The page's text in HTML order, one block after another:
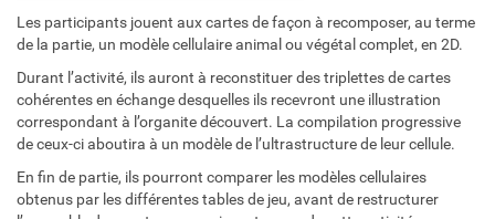
Les participants jouent aux cartes de façon à recomposer, au terme
de la partie, un modèle cellulaire animal ou végétal complet, en 2D.
Durant l’activité, ils auront à reconstituer des triplettes de cartes
cohérentes en échange desquelles ils recevront une illustration
correspondant à l’organite découvert. La compilation progressive
de ceux-ci aboutira à un modèle de l’ultrastructure de leur cellule.
En fin de partie, ils pourront comparer les modèles cellulaires
obtenus par les différentes tables de jeu, avant de restructurer